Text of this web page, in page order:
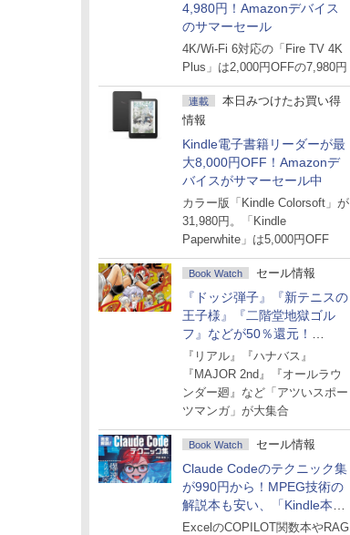
4,980円！Amazonデバイス
のサマーセール
4K/Wi-Fi 6対応の「Fire TV 4K
Plus」は2,000円OFFの7,980円
連載
本日みつけたお買い得
情報
Kindle電子書籍リーダーが最
大8,000円OFF！Amazonデ
バイスがサマーセール中
カラー版「Kindle Colorsoft」が
31,980円。「Kindle
Paperwhite」は5,000円OFF
Book Watch セール情報
『ドッジ弾子』『新テニスの
王子様』『二階堂地獄ゴル
フ』などが50％還元！
Amazonマンガ週末セール
『リアル』『ハナバス』
『MAJOR 2nd』『オールラウ
ンダー廻』など「アツいスポー
ツマンガ」が大集合
Book Watch セール情報
Claude Codeのテクニック集
が990円から！MPEG技術の
解説本も安い、「Kindle本サ
マーセール」第2弾開始！
ExcelのCOPILOT関数本やRAG